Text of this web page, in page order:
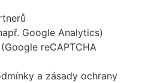
Google Analytics)
reCAPTCHA
a zásady ochrany